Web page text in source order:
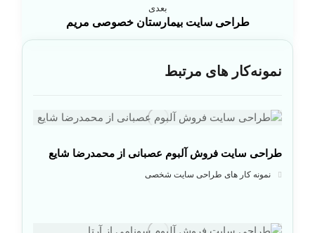
بعدی
طراحی سایت بیمارستان خصوصی مریم
نمونه‌کار های مرتبط
طراحی سایت فروش آلبوم عصبانی از محمدرضا شایع
نمونه کار های طراحی سایت شخصی